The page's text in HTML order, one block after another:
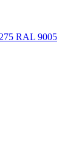
RAL 9005